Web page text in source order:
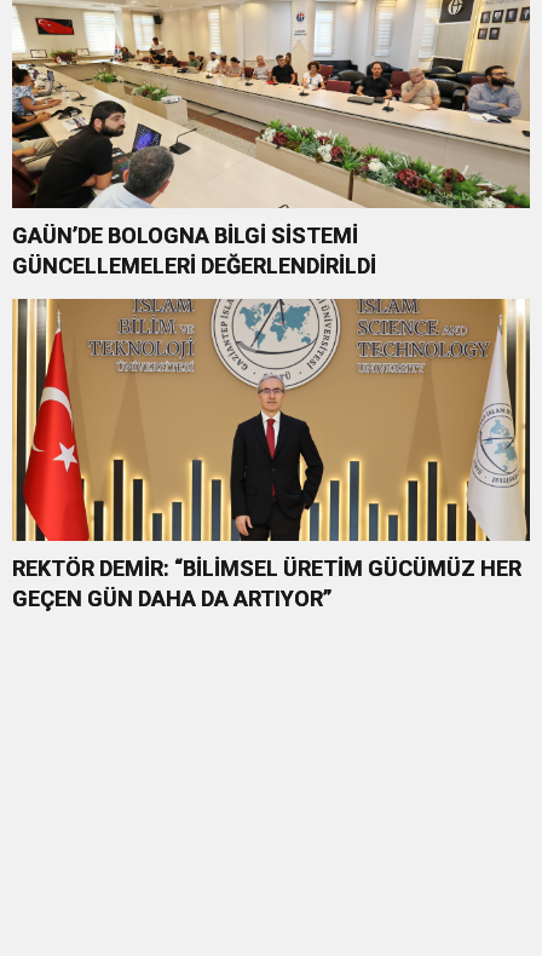
GAÜN’DE BOLOGNA BİLGİ SİSTEMİ
GÜNCELLEMELERİ DEĞERLENDİRİLDİ
REKTÖR DEMİR: “BİLİMSEL ÜRETİM GÜCÜMÜZ HER
GEÇEN GÜN DAHA DA ARTIYOR”